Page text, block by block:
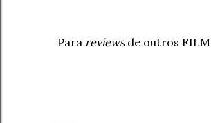
Para reviewsde outros